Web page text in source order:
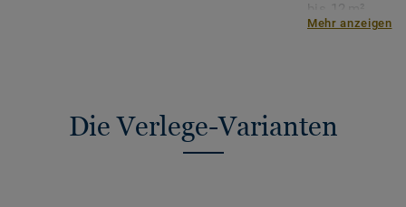
bis 12 m².
Mehr anzeigen
Die Verlege-Varianten